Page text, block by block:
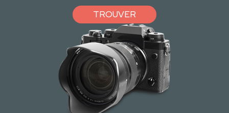
TROUVER